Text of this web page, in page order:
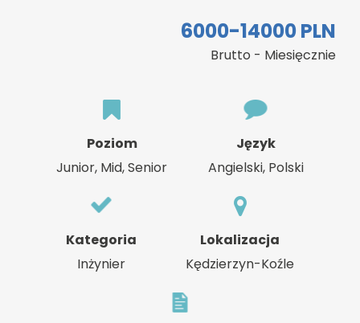
6000-14000 PLN
Brutto - Miesięcznie
Poziom
Junior, Mid, Senior
Język
Angielski, Polski
Kategoria
Inżynier
Lokalizacja
Kędzierzyn-Koźle